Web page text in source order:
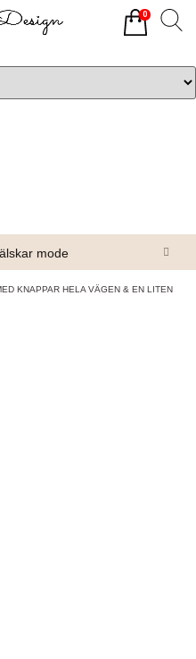
mode
KNAPPAR HELA VÄGEN & EN LITEN
0